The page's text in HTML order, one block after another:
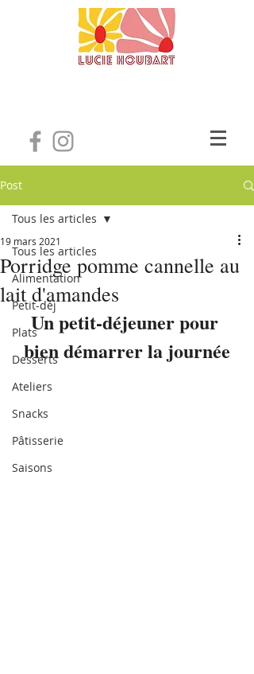
Post
Tous les articles
Alimentation
Petit-déj
Plats
Desserts
Ateliers
Snacks
Pâtisserie
Saisons
Tous les articles
Porridge pomme cannelle au
lait d'amandes
19 mars 2021
Un petit-déjeuner pour
bien démarrer la journée